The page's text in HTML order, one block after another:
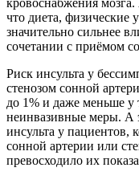
что диета, физические
значительно сильнее
сочетании с приёмом
Риск инсульта у
стенозом сонной
до 1% и даже меньше у
неинвазивные меры. А
инсульта у пациентов,
сонной артерии или
превосходило их